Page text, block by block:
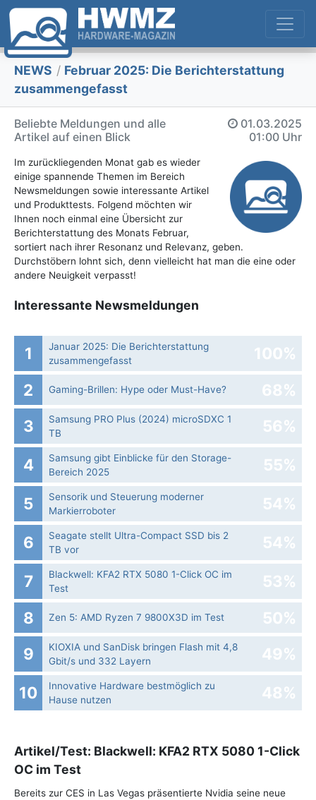
NEWS / Februar 2025: Die Bericht­erstattung
zusammengefasst
Beliebte Meldungen und alle
Artikel auf einen Blick
01.03.2025
01:00 Uhr
Im zurückliegenden Monat gab es wieder
einige spannende Themen im Bereich
Newsmeldungen sowie interessante Artikel
und Produkttests. Folgend möchten wir
Ihnen noch einmal eine Übersicht zur
Berichterstattung des Monats Februar,
sortiert nach ihrer Resonanz und Relevanz, geben.
Durchstöbern lohnt sich, denn vielleicht hat man die eine oder
andere Neuigkeit verpasst!
Interessante Newsmeldungen
1
Januar 2025: Die Bericht­erstattung
zusammengefasst
100%
2
Gaming-Brillen: Hype oder Must-Have?
68%
3
Samsung PRO Plus (2024) microSDXC 1
TB
56%
4
Samsung gibt Einblicke für den Storage-
Bereich 2025
55%
5
Sensorik und Steuerung moderner
Markierroboter
54%
6
Seagate stellt Ultra-Compact SSD bis 2
TB vor
54%
7
Blackwell: KFA2 RTX 5080 1-Click OC im
Test
53%
8
Zen 5: AMD Ryzen 7 9800X3D im Test
50%
9
KIOXIA und SanDisk bringen Flash mit 4,8
Gbit/s und 332 Layern
49%
10
Innovative Hardware bestmöglich zu
Hause nutzen
48%
Artikel/Test: Blackwell: KFA2 RTX 5080 1-Click
OC im Test
Bereits zur CES in Las Vegas präsentierte Nvidia seine neue